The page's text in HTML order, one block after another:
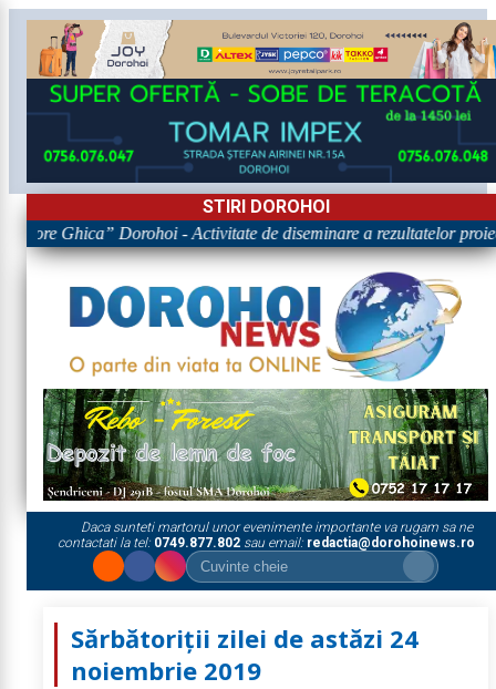
STIRI DOROHOI
Ghica” Dorohoi - Activitate de diseminare a rezultatelor
Daca sunteti martorul unor evenimente importante va rugam sa ne
contactati la tel: 0749.877.802sau email: redactia@dorohoinews.ro
Sărbătoriții zilei de astăzi 24
noiembrie 2019